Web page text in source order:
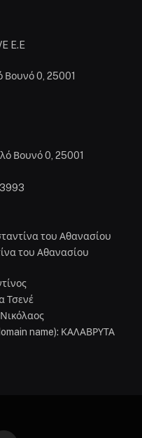
E.E
Βουνό 0, 25001
Βουνό 0, 25001
του Αθανασίου
του Αθανασίου
Τσενέ
name): ΚΑΛΑΒΡΥΤΑ